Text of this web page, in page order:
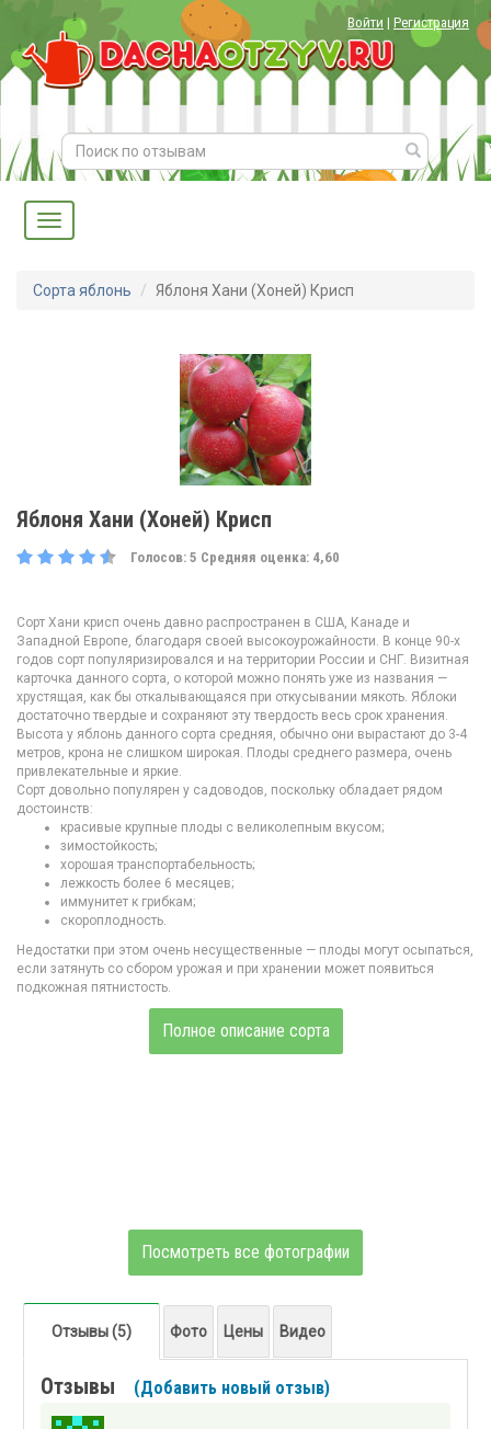
Войти | Регистрация
Сорта яблонь Яблоня Хани (Хоней) Крисп
Яблоня Хани (Хоней) Крисп
Голосов: 5 Средняя оценка: 4,60
Сорт Хани крисп очень давно распространен в США, Канаде и
Западной Европе, благодаря своей высокоурожайности. В конце 90-х
годов сорт популяризировался и на территории России и СНГ. Визитная
карточка данного сорта, о которой можно понять уже из названия —
хрустящая, как бы откалывающаяся при откусывании мякоть. Яблоки
достаточно твердые и сохраняют эту твердость весь срок хранения.
Высота у яблонь данного сорта средняя, обычно они вырастают до 3-4
метров, крона не слишком широкая. Плоды среднего размера, очень
привлекательные и яркие.
Сорт довольно популярен у садоводов, поскольку обладает рядом
достоинств:
красивые крупные плоды с великолепным вкусом;
зимостойкость;
хорошая транспортабельность;
лежкость более 6 месяцев;
иммунитет к грибкам;
скороплодность.
Недостатки при этом очень несущественные — плоды могут осыпаться,
если затянуть со сбором урожая и при хранении может появиться
подкожная пятнистость.
Полное описание сорта
Посмотреть все фотографии
Отзывы (5) Фото Цены Видео
Отзывы (Добавить новый отзыв)